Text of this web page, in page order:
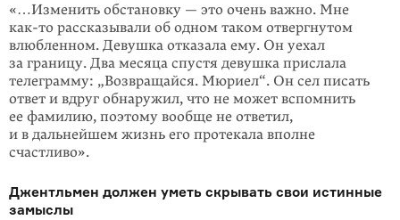
«…Изменить обстановку — это очень важно. Мне
как-то рассказывали об одном таком отвергнутом
влюбленном. Девушка отказала ему. Он уехал
за границу. Два месяца спустя девушка прислала
телеграмму: „Возвращайся. Мюриел“. Он сел писать
ответ и вдруг обнаружил, что не может вспомнить
ее фамилию, поэтому вообще не ответил,
и в дальнейшем жизнь его протекала вполне
счастливо».
Джентльмен должен уметь скрывать свои истинные
замыслы